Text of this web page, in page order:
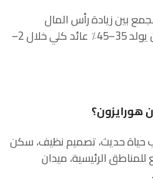
بين زيادة رأس المال
وإيرادات الإيجار يمكن أن يولد 35–45٪ عائد كلي خلال 2–
هورايزون؟
حياة حديث، تصميم نظيف، سكن
الرئيسية، ميدان